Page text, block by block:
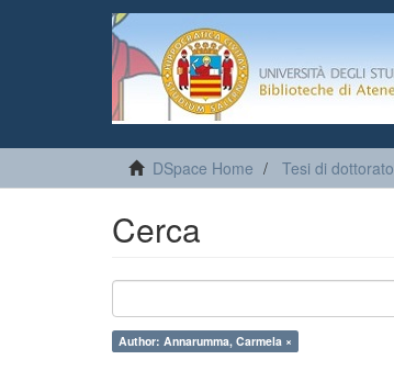
DSpace Home Tesi di dottorato
Cerca
Author: Annarumma, Carmela ×